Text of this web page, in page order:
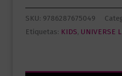
SKU: 9786287675049
Etiquetas: KIDS, UNIVERSE